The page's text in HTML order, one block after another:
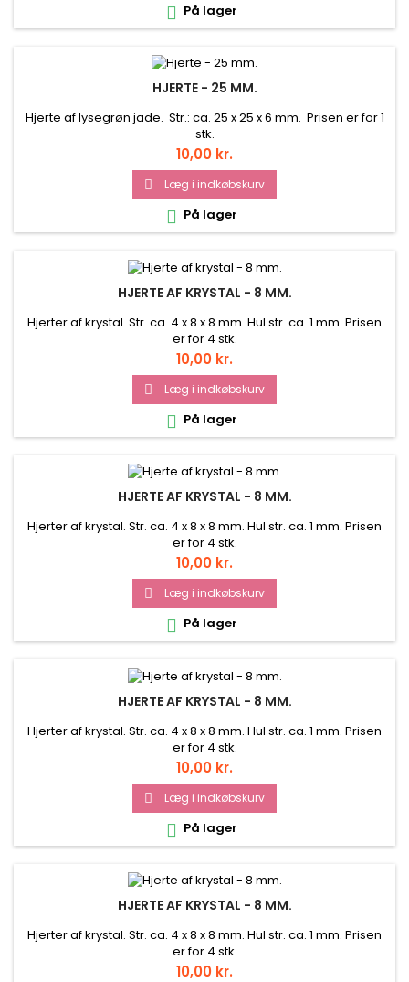
 På lager
HJERTE - 25 MM.
Hjerte af lysegrøn jade. Str.: ca. 25 x 25 x 6 mm. Prisen er for 1
stk.
Pris
10,00 kr.
 Læg i indkøbskurv
 På lager
HJERTE AF KRYSTAL - 8 MM.
Hjerter af krystal. Str. ca. 4 x 8 x 8 mm. Hul str. ca. 1 mm. Prisen
er for 4 stk.
Pris
10,00 kr.
 Læg i indkøbskurv
 På lager
HJERTE AF KRYSTAL - 8 MM.
Hjerter af krystal. Str. ca. 4 x 8 x 8 mm. Hul str. ca. 1 mm. Prisen
er for 4 stk.
Pris
10,00 kr.
 Læg i indkøbskurv
 På lager
HJERTE AF KRYSTAL - 8 MM.
Hjerter af krystal. Str. ca. 4 x 8 x 8 mm. Hul str. ca. 1 mm. Prisen
er for 4 stk.
Pris
10,00 kr.
 Læg i indkøbskurv
 På lager
HJERTE AF KRYSTAL - 8 MM.
Hjerter af krystal. Str. ca. 4 x 8 x 8 mm. Hul str. ca. 1 mm. Prisen
er for 4 stk.
Pris
10,00 kr.